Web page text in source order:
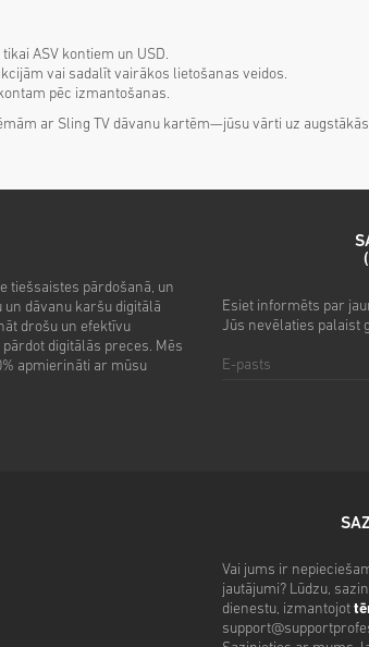
ASV kontiem un USD.
vai sadalīt vairākos lietošanas veidos.
pēc izmantošanas.
ar Sling TV dāvanu kartēm—jūsu vārti uz
tiešsaistes pārdošanā, un
dāvanu karšu digitālā
drošu un efektīvu
digitālās preces. Mēs
apmierināti ar mūsu
Esiet informēts par
Jūs nevēlaties palaist
Vai jums ir
jautājumi? Lūdzu,
dienestu, izmantojot